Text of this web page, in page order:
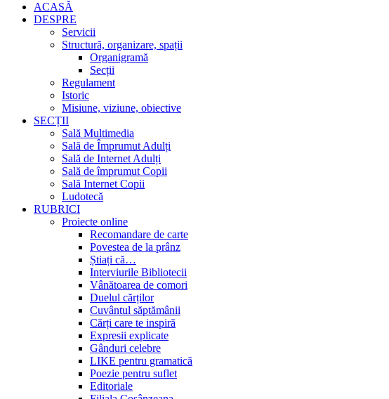
ACASĂ
DESPRE
Servicii
Structură, organizare, spații
Organigramă
Secții
Regulament
Istoric
Misiune, viziune, obiective
SECȚII
Sală Multimedia
Sală de Împrumut Adulți
Sală de Internet Adulți
Sală de împrumut Copii
Sală Internet Copii
Ludotecă
RUBRICI
Proiecte online
Recomandare de carte
Povestea de la prânz
Știați că…
Interviurile Bibliotecii
Vânătoarea de comori
Duelul cărților
Cuvântul săptămânii
Cărți care te inspiră
Expresii explicate
Gânduri celebre
LIKE pentru gramatică
Poezie pentru suflet
Editoriale